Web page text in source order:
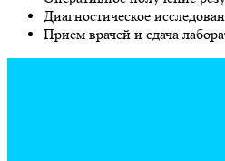
Диагностическое
Прием врачей и сдача